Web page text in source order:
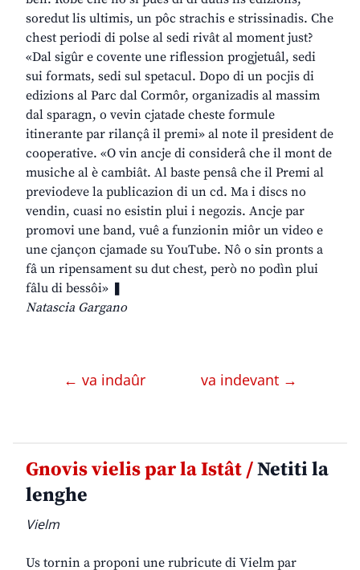
soredut lis ultimis, un pôc strachis e strissinadis. Che
chest periodi di polse al sedi rivât al moment just?
«Dal sigûr e covente une riflession progjetuâl, sedi
sui formats, sedi sul spetacul. Dopo di un pocjis di
edizions al Parc dal Cormôr, organizadis al massim
dal sparagn, o vevin cjatade cheste formule
itinerante par rilançâ il premi» al note il president de
cooperative. «O vin ancje di considerâ che il mont de
musiche al è cambiât. Al baste pensâ che il Premi al
previodeve la publicazion di un cd. Ma i discs no
vendin, cuasi no esistin plui i negozis. Ancje par
promovi une band, vuê a funzionin miôr un video e
une cjançon cjamade su YouTube. Nô o sin pronts a
fâ un ripensament su dut chest, però no podìn plui
fâlu di bessôi» ❚
Natascia Gargano
← va indaûr va indevant →
Gnovis vielis par la Istât /Netiti la
lenghe
Vielm
Us tornin a proponi une rubricute di Vielm par